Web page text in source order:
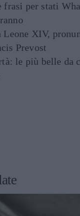
frasi per stati
Leone XIV,
Prevost
le più belle da